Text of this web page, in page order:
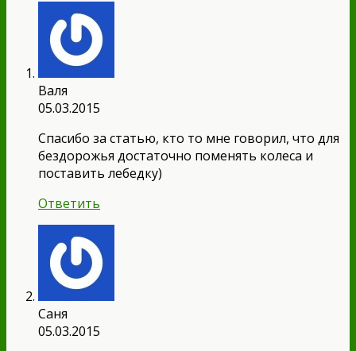
Валя
05.03.2015
Спасибо за статью, кто то мне говорил, что для
бездорожья достаточно поменять колеса и
поставить лебедку)
Ответить
Саня
05.03.2015